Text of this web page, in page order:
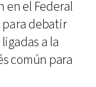
el Federal
para debatir
a la
común para